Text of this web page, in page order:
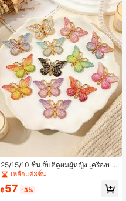
25/15/10 ชิ้น กิ๊บติดผมผู้หญิง เครื่องปร
ะดับผม น่ารักมาก กิ๊บติดผมผีเสื้อเรซิน
เหลือแค่3ชิ้น
฿57 -3%